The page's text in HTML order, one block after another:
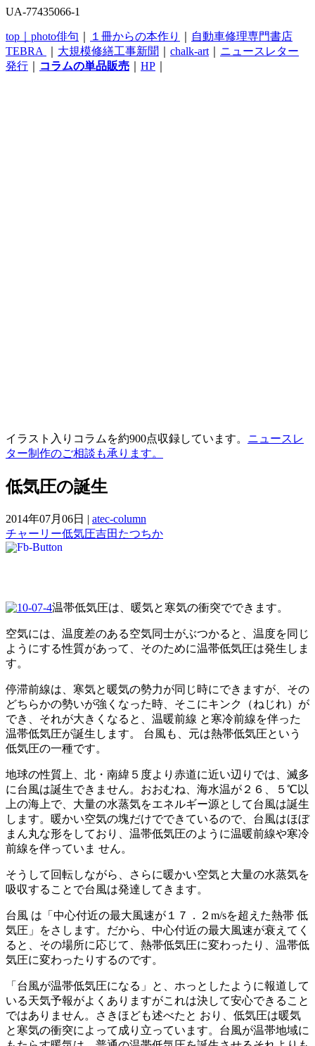
UA-77435066-1
top｜ photo俳句 １冊からの本作り
自動車修理専門書店
TEBRA
大規模修繕工事新聞 chalk-art
ニュースレター
発行
コラムの単品販売 HP
イラスト入りコラムを約900点収録しています。 ニュースレ
ター制作のご相談も承ります。
低気圧の誕生
2014年07月06日 | atec-column
チャーリー低気圧吉田たつちか
温帯低気圧は、暖気と寒気の衝突でできます。
空気には、温度差のある空気同士がぶつかると、温度を同じ
ようにする性質があって、そのために温帯低気圧は発生しま
す。
停滞前線は、寒気と暖気の勢力が同じ時にできますが、その
どちらかの勢いが強くなった時、そこにキンク（ねじれ）が
でき、それが大きくなると、温暖前線 と寒冷前線を伴った
温帯低気圧が誕生します。 台風も、元は熱帯低気圧という
低気圧の一種です。
地球の性質上、北・南緯５度より赤道に近い辺りでは、滅多
に台風は誕生できません。おおむね、海水温が２６、５℃以
上の海上で、大量の水蒸気をエネルギー源として台風は誕生
します。暖かい空気の塊だけでできているので、台風はほぼ
まん丸な形をしており、温帯低気圧のように温暖前線や寒冷
前線を伴っていま せん。
そうして回転しながら、さらに暖かい空気と大量の水蒸気を
吸収することで台風は発達してきます。
台風 は「中心付近の最大風速が１７．２m/sを超えた熱帯 低
気圧」をさします。だから、中心付近の最大風速が衰えてく
ると、その場所に応じて、熱帯低気圧に変わったり、温帯低
気圧に変わったりするのです。
「台風が温帯低気圧になる」と、ホっとしたように報道して
いる天気予報がよくありますがこれは決して安心できること
ではありません。さきほども述べたと おり、低気圧は暖気
と寒気の衝突によって成り立っています。台風が温帯地域に